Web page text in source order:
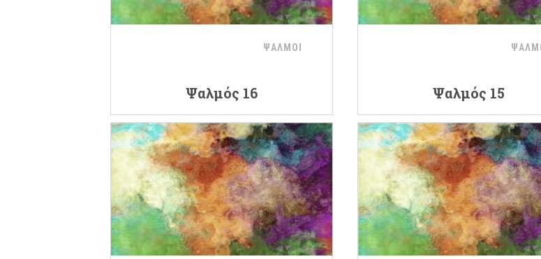
ΨΑΛΜΟΙ
Ψαλμός 16 Ψαλμός 15